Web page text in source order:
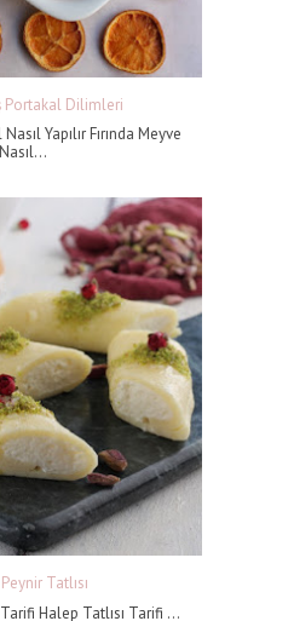
Portakal Dilimleri
Yapılır Fırında Meyve
Nasıl...
Tatlısı
Halep Tatlısı Tarifi ...